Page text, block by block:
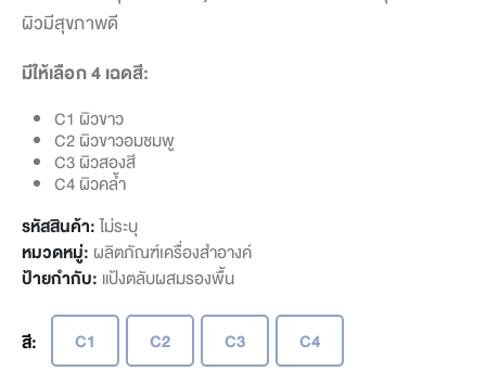
ผิวมีสุขภาพดี
มีให้เลือก 4 เฉดสี:
C1 ผิวขาว
C2 ผิวขาวอมชมพู
C3 ผิวสองสี
C4 ผิวคล้ำ
รหัสสินค้า:ไม่ระบุ
หมวดหมู่: ผลิตภัณฑ์เครื่องสำอางค์
ป้ายกำกับ: แป้งตลับผสมรองพื้น
สี C1 C2 C3 C4